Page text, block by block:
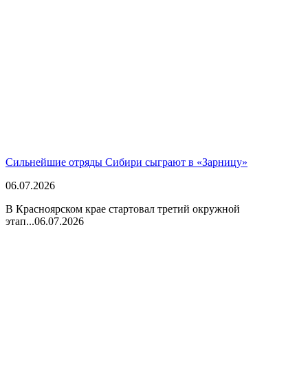
Сильнейшие отряды Сибири сыграют в «Зарницу»
06.07.2026
В Красноярском крае стартовал третий окружной
этап...06.07.2026